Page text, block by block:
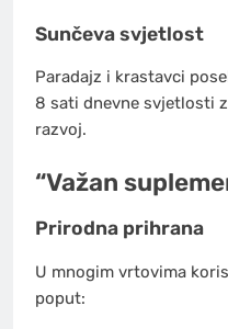
Sunčeva svjetlost
Paradajz i krastavci
8 sati dnevne svjetlosti
razvoj.
“Važan
Prirodna prihrana
U mnogim vrtovima
poput: